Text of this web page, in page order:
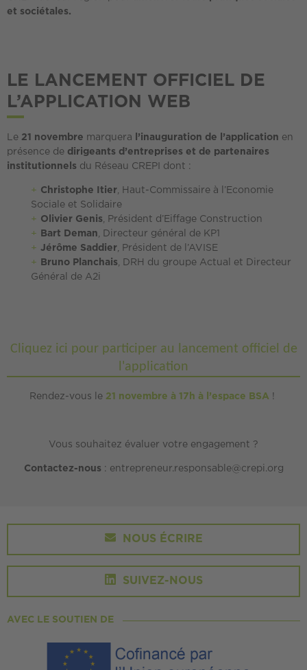
et sociétales.
LE LANCEMENT OFFICIEL DE
L’APPLICATION WEB
Le 21 novembre marquera l’inauguration de l’application en
présence de dirigeants d’entreprises et de partenaires
institutionnels du Réseau CREPI dont :
Christophe Itier , Haut-Commissaire à l’Economie
Sociale et Solidaire
Olivier Genis , Président d’Eiffage Construction
Bart Deman , Directeur général de KP1
Jérôme Saddier , Président de l’AVISE
Bruno Planchais , DRH du groupe Actual et Directeur
Général de A2i
Cliquez ici pour participer au lancement officiel de
l'application
Rendez-vous le 21 novembre à 17h à l’espace BSA !
Vous souhaitez évaluer votre engagement ?
Contactez-nous : entrepreneur.responsable@crepi.org
NOUS ÉCRIRE
SUIVEZ-NOUS
AVEC LE SOUTIEN DE